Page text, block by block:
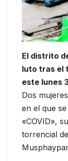
El distrito
luto tras el
este lunes
Dos
en el que
«COVID»,
torrencial